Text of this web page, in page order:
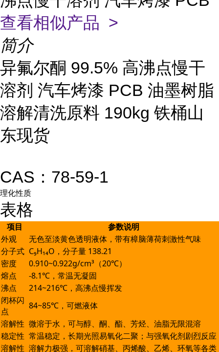
查看相似产品 >
简介
异氟尔酮 99.5% 高沸点慢干
溶剂 汽车烤漆 PCB 油墨树脂
溶解清洗原料 190kg 铁桶山
东现货
CAS：78-59-1
理化性质
表格
项目 参数说明
外观
无色至淡黄色透明液体，带有樟脑薄荷刺激性气味
分子式 C₉H₁₄O，分子量 138.21
密度
0.910~0.922g/cm³（20℃）
熔点
-8.1℃，常温无凝固
沸点
214~216℃，高沸点慢挥发
闭杯闪
点
84~85℃，可燃液体
溶解性 微溶于水，可与醇、酮、酯、芳烃、油脂无限混溶
稳定性 常温稳定，长期光照易氧化二聚；与强氧化剂剧烈反应
溶解性 溶解力极强，可溶解硝基、丙烯酸、乙烯、环氧等各类